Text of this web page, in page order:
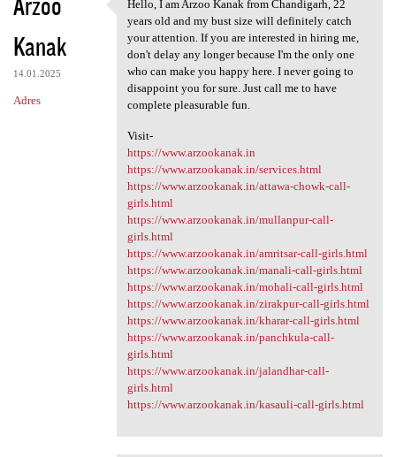
Kanak
14.01.2025
Adres
Hello, I am Arzoo Kanak from
Hello, I am Arzoo Kanak from Chandigarh, 22
years old and my bust size will definitely catch
your attention. If you are interested in hiring me,
don't delay any longer because I'm the only one
who can make you happy here. I never going to
disappoint you for sure. Just call me to have
complete pleasurable fun.
Visit-
https://www.arzookanak.in
https://www.arzookanak.in/services.html
https://www.arzookanak.in/attawa-chowk-call-
girls.html
https://www.arzookanak.in/mullanpur-call-
girls.html
https://www.arzookanak.in/amritsar-call-girls.html
https://www.arzookanak.in/manali-call-girls.html
https://www.arzookanak.in/mohali-call-girls.html
https://www.arzookanak.in/zirakpur-call-girls.html
https://www.arzookanak.in/kharar-call-girls.html
https://www.arzookanak.in/panchkula-call-
girls.html
https://www.arzookanak.in/jalandhar-call-
girls.html
https://www.arzookanak.in/kasauli-call-girls.html